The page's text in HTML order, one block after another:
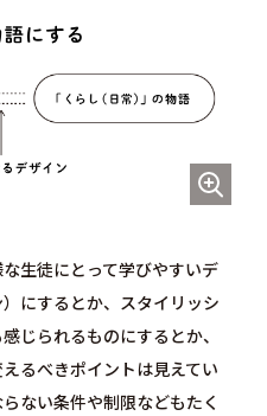
生徒にとって学びやすいデ
にするとか、スタイリッシ
じられるものにするとか、
るべきポイントは見えてい
ない条件や制限などもたく